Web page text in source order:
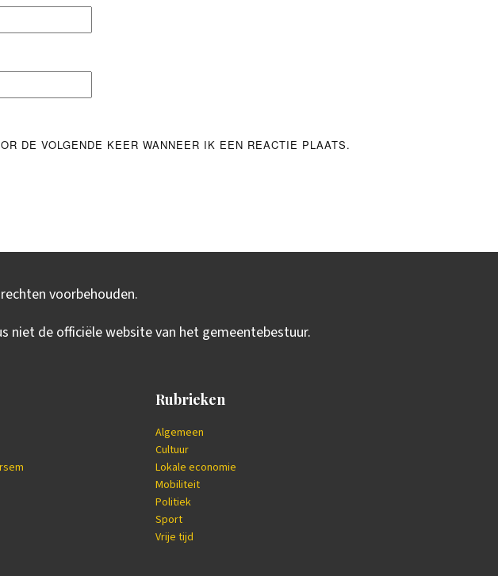
DE VOLGENDE KEER WANNEER IK EEN REACTIE PLAATS.
voorbehouden.
niet de officiële website van het gemeentebestuur.
Rubrieken
Algemeen
Cultuur
Lokale economie
Mobiliteit
Politiek
Sport
Vrije tijd